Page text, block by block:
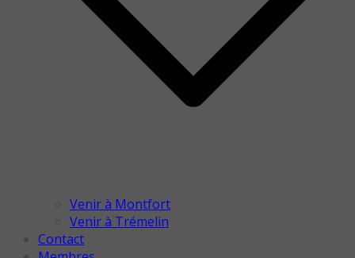
Venir à Montfort
Venir à Trémelin
Contact